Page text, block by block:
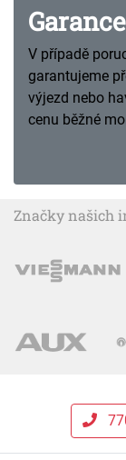
V případě
garantujeme
výjezd nebo
cenu běžné
Značky našich